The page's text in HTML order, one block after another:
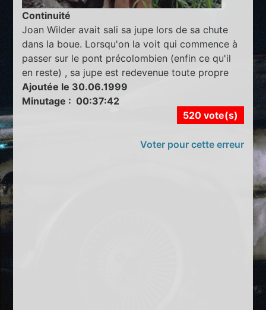
Continuité
Joan Wilder avait sali sa jupe lors de sa chute
dans la boue. Lorsqu'on la voit qui commence à
passer sur le pont précolombien (enfin ce qu'il
en reste) , sa jupe est redevenue toute propre
Ajoutée le 30.06.1999
Minutage : 00:37:42
520 vote(s)
Voter pour cette erreur